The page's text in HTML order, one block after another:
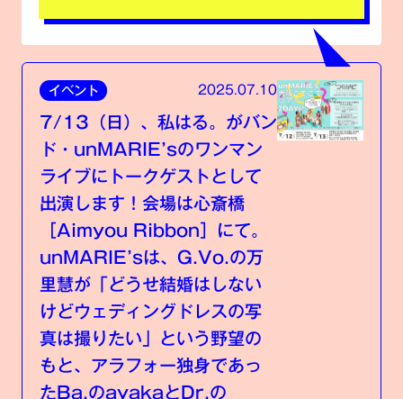
イベント 2025.07.10
7/13（日）、私はる。がバン
ド・unMARIE’sのワンマン
ライブにトークゲストとして
出演します！会場は心斎橋
［Aimyou Ribbon］にて。
unMARIE’sは、G.Vo.の万
里慧が「どうせ結婚はしない
けどウェディングドレスの写
真は撮りたい」という野望の
もと、アラフォー独身であっ
たBa.のayakaとDr.の